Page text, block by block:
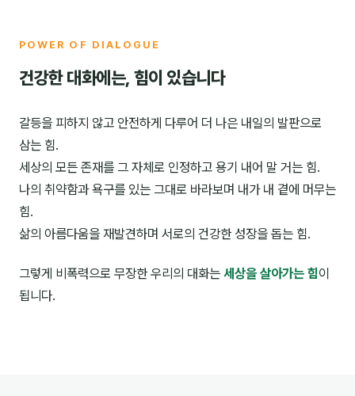
POWER OF DIALOGUE
건강한 대화에는, 힘이 있습니다
갈등을 피하지 않고 안전하게 다루어 더 나은 내일의 발판으로
삼는 힘.
세상의 모든 존재를 그 자체로 인정하고 용기 내어 말 거는 힘.
나의 취약함과 욕구를 있는 그대로 바라보며 내가 내 곁에 머무는
힘.
삶의 아름다움을 재발견하며 서로의 건강한 성장을 돕는 힘.
그렇게 비폭력으로 무장한 우리의 대화는 세상을 살아가는 힘이
됩니다.